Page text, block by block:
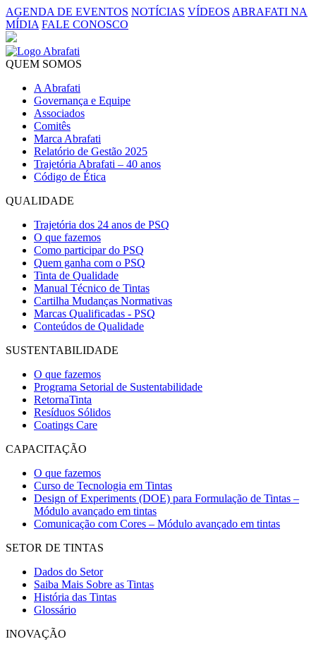
AGENDA DE EVENTOS NOTÍCIAS VÍDEOS ABRAFATI NA
MÍDIA FALE CONOSCO
QUEM SOMOS
A Abrafati
Governança e Equipe
Associados
Comitês
Marca Abrafati
Relatório de Gestão 2025
Trajetória Abrafati – 40 anos
Código de Ética
QUALIDADE
Trajetória dos 24 anos de PSQ
O que fazemos
Como participar do PSQ
Quem ganha com o PSQ
Tinta de Qualidade
Manual Técnico de Tintas
Cartilha Mudanças Normativas
Marcas Qualificadas - PSQ
Conteúdos de Qualidade
SUSTENTABILIDADE
O que fazemos
Programa Setorial de Sustentabilidade
RetornaTinta
Resíduos Sólidos
Coatings Care
CAPACITAÇÃO
O que fazemos
Curso de Tecnologia em Tintas
Design of Experiments (DOE) para Formulação de Tintas –
Módulo avançado em tintas
Comunicação com Cores – Módulo avançado em tintas
SETOR DE TINTAS
Dados do Setor
Saiba Mais Sobre as Tintas
História das Tintas
Glossário
INOVAÇÃO